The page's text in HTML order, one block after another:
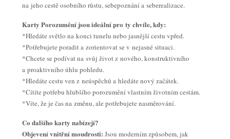
na jeho cestě osobního růstu, sebepoznání a seberealizace.
Karty Porozumění jsou ideální pro ty chvíle, kdy:
*Hledáte světlo na konci tunelu nebo jasnější cestu vpřed.
*Potřebujete poradit a zorientovat se v nejasné situaci.
*Chcete se podívat na svůj život z nového, konstruktivního
a proaktivního úhlu pohledu.
*Hledáte cestu ven z neúspěchů a hledáte nový začátek.
*Cítíte potřebu hlubšího porozumění vlastním životním cestám.
*Víte, že je čas na změnu, ale potřebujete nasměrování.
Co dalšího karty nabízejí?
Objevení vnitřní moudrosti: Jsou moderním způsobem, jak